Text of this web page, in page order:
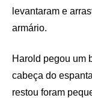
levantaram e
armário.
Harold pegou um
cabeça do
restou foram